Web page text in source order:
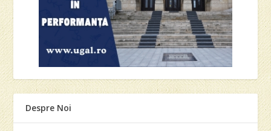
Despre Noi